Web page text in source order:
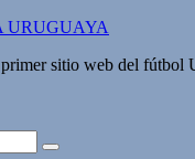
URUGUAYA
sitio web del fútbol